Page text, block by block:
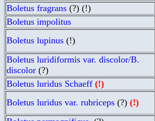
Boletus fragrans (?) (!)
Boletus impolitus
Boletus lupinus (!)
Boletus luridiformis var. discolor/B.
discolor (?)
Boletus luridus Schaeff (!)
Boletus luridus var. rubriceps (?) (!)